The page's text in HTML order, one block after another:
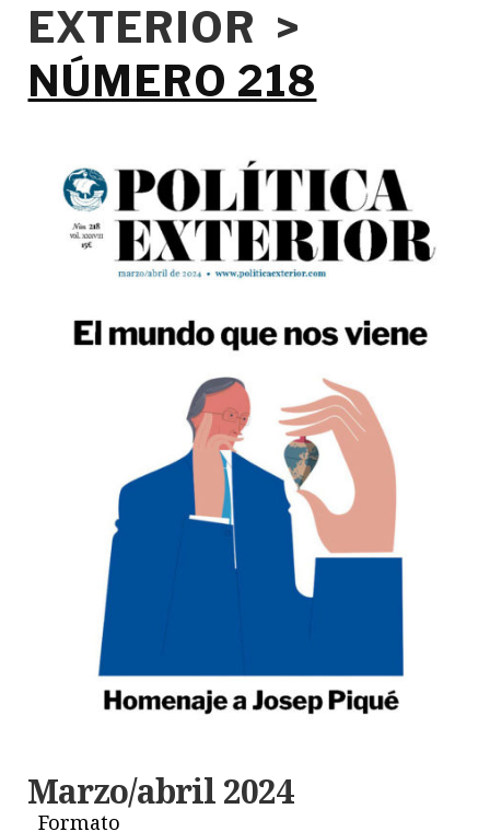
EXTERIOR >
NÚMERO 218
Marzo/abril 2024
Formato